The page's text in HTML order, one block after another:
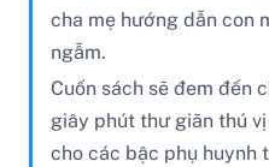
cha mẹ hướng dẫn con
ngẫm.
Cuốn sách sẽ đem đến
giây phút thư giãn thú
cho các bậc phụ huynh